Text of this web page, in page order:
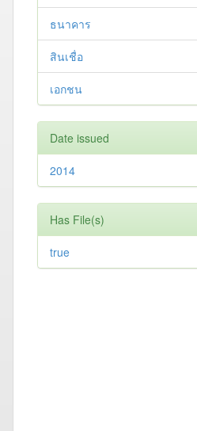
ธนาคาร
สินเชื่อ
เอกชน
Date issued
2014
Has File(s)
true